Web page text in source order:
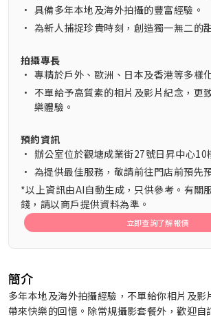
• 具備多年本地及海外拍攝的豐富經驗。
• 為新人捕捉珍貴時刻，創造獨一無二的
拍攝專長
• 專精於戶外、歐洲、日本及香港等多樣
• 不單給予高質素的相片及影片紀念，更
樂體驗。
預約資訊
• 辦公室位於觀塘成業街27號日昇中心10
• 為提供最佳服務，敬請前往門店前預先
*以上資訊由AI自動生成，只供參考。有關
錢，請以商戶提供資料為準。
立即查詢了解報價
簡介
多年本地及海外拍攝經驗，不單給你相片及影
帶來快樂的回憶。除常規攝影套餐外，歡迎自